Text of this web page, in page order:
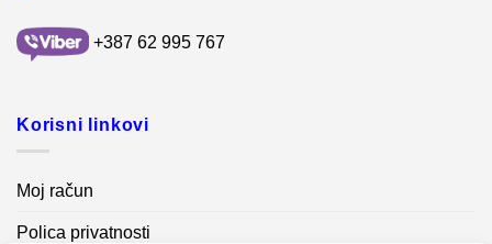
+387 62 995 767
Korisni linkovi
Moj račun
Polica privatnosti